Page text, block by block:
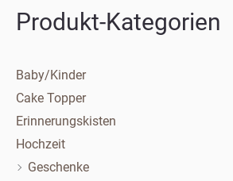
Produkt-Kategorien
Baby/Kinder
Cake Topper
Erinnerungskisten
Hochzeit
Geschenke